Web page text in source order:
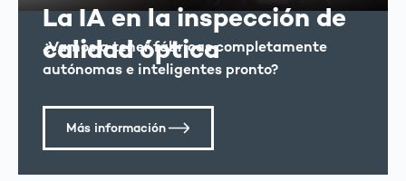
La IA en la inspección de
calidad óptica
¿Vamos a tener fábricas completamente
autónomas e inteligentes pronto?
Más información